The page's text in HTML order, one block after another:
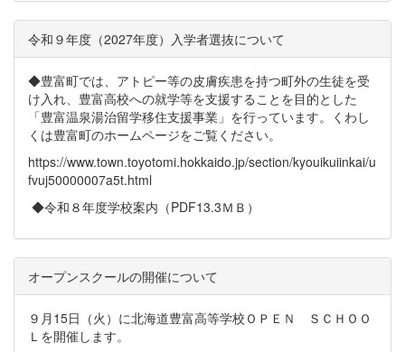
令和９年度（2027年度）入学者選抜について
◆豊富町では、アトピー等の皮膚疾患を持つ町外の生徒を受
け入れ、豊富高校への就学等を支援することを目的とした
「豊富温泉湯治留学移住支援事業」を行っています。くわし
くは豊富町のホームページをご覧ください。
https://www.town.toyotomi.hokkaido.jp/section/kyouikuiinkai/u
fvuj50000007a5t.html
◆令和８年度学校案内（PDF13.3ＭＢ）
オープンスクールの開催について
９月15日（火）に北海道豊富高等学校ＯＰＥＮ ＳＣＨＯＯ
Ｌを開催します。